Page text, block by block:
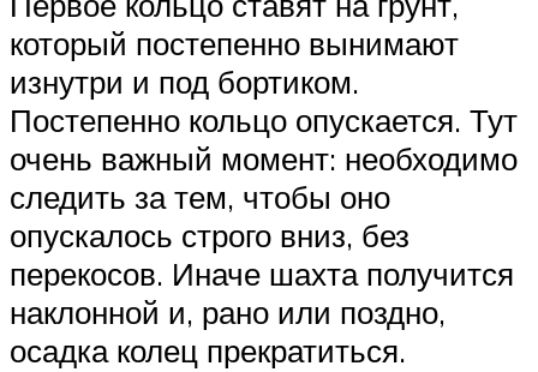
который постепенно вынимают
изнутри и под бортиком.
Постепенно кольцо опускается. Тут
очень важный момент: необходимо
следить за тем, чтобы оно
опускалось строго вниз, без
перекосов. Иначе шахта получится
наклонной и, рано или поздно,
осадка колец прекратиться.